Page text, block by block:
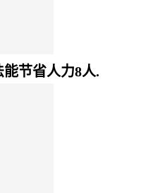
节省人力8人.